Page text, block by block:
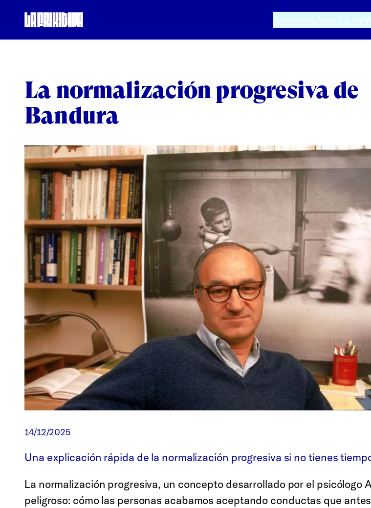
contenido
ArchivosAcerca de
La normalización progresiva de
Bandura
14/12/2025
Una explicación rápida de la normalización progresiva si no tienes
La normalización progresiva, un concepto desarrollado por el
peligroso: cómo las personas acabamos aceptando conductas que